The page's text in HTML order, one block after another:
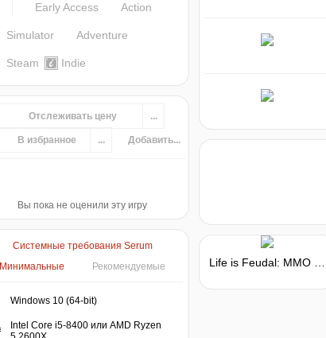
Early Access Action
Simulator Adventure
Steam Indie
Отслеживать цену ...
В избранное ... Добавить...
Вы пока не оценили эту игру
Системные требования Serum
Минимальные
Рекомендуемые
Windows 10 (64-bit)
Intel Core i5-8400 или AMD Ryzen